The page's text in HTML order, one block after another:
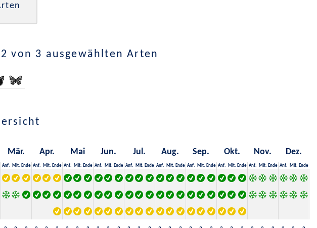
von 3 ausgewählten Arten
Mär. Apr. Mai Jun. Jul. Aug. Sep. Okt. Nov. Dez.
Anf. Mit. Ende Anf. Mit. Ende Anf. Mit. Ende Anf. Mit. Ende Anf. Mit. Ende Anf. Mit. Ende Anf. Mit. Ende Anf. Mit. Ende Anf. Mit. Ende Anf. Mit. Ende